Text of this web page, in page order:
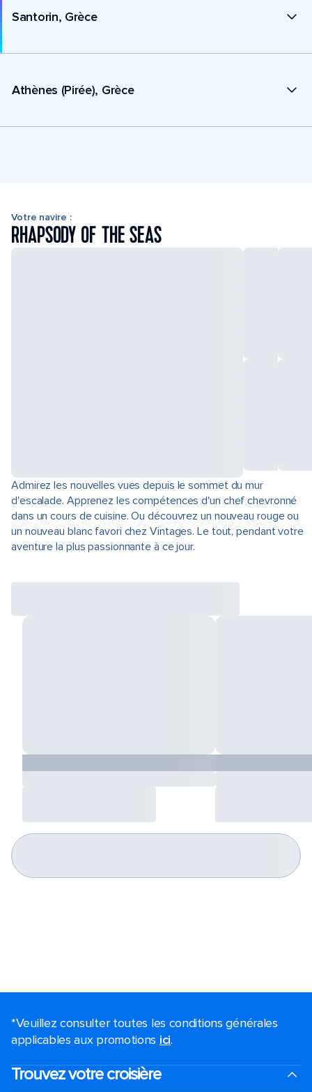
Santorin, Grèce
Athènes (Pirée), Grèce
Votre navire :
RHAPSODY OF THE SEAS
Admirez les nouvelles vues depuis le sommet du mur
d'escalade. Apprenez les compétences d'un chef chevronné
dans un cours de cuisine. Ou découvrez un nouveau rouge ou
un nouveau blanc favori chez Vintages. Le tout, pendant votre
aventure la plus passionnante à ce jour.
*Veuillez consulter toutes les conditions générales
applicables aux promotions ici.
Trouvez votre croisière